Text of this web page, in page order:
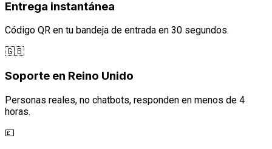
Entrega instantánea
Código QR en tu bandeja de entrada en 30 segundos.
🇬🇧
Soporte en Reino Unido
Personas reales, no chatbots, responden en menos de 4
horas.
💷